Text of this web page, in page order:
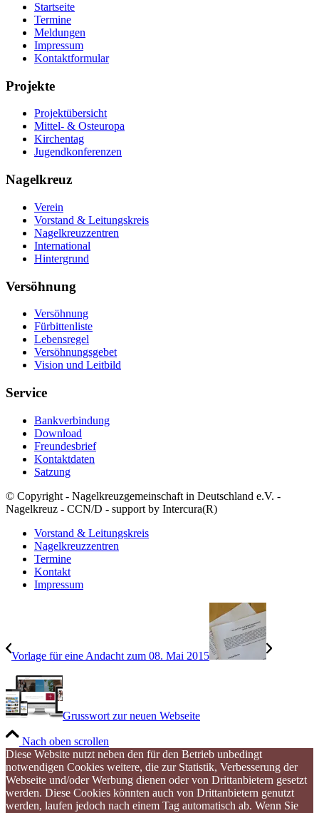
Startseite
Termine
Meldungen
Impressum
Kontaktformular
Projekte
Projektübersicht
Mittel- & Osteuropa
Kirchentag
Jugendkonferenzen
Nagelkreuz
Verein
Vorstand & Leitungskreis
Nagelkreuzzentren
International
Hintergrund
Versöhnung
Versöhnung
Fürbittenliste
Lebensregel
Versöhnungsgebet
Vision und Leitbild
Service
Bankverbindung
Download
Freundesbrief
Kontaktdaten
Satzung
© Copyright - Nagelkreuzgemeinschaft in Deutschland e.V. -
Nagelkreuz - CCN/D - support by Intercura(R)
Vorstand & Leitungskreis
Nagelkreuzzentren
Termine
Kontakt
Impressum
Vorlage für eine Andacht zum 08. Mai 2015
Grusswort zur neuen Webseite
Nach oben scrollen
Diese Website nutzt neben den für den Betrieb unbedingt
notwendigen Cookies weitere, die zur Statistik, Verbesserung der
Webseite und/oder Werbung dienen oder von Drittanbietern gesetzt
werden. Diese Cookies könnten auch von Drittanbietern genutzt
werden, laufen jedoch nach einem Tag automatisch ab. Wenn Sie